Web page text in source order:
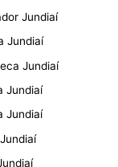
Jundiaí
Jundiaí
Jundiaí
Jundiaí
Jundiaí